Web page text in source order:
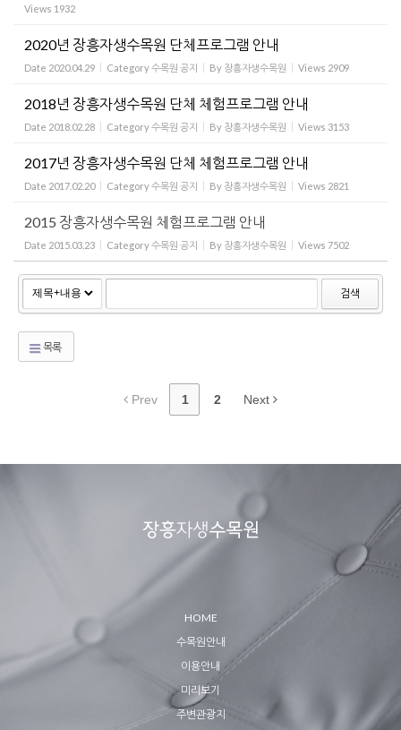
Views 1932
2020년 장흥자생수목원 단체프로그램 안내
Date 2020.04.29 Category수목원 공지 By 장흥자생수목원 Views 2909
2018년 장흥자생수목원 단체 체험프로그램 안내
Date 2018.02.28 Category수목원 공지 By 장흥자생수목원 Views 3153
2017년 장흥자생수목원 단체 체험프로그램 안내
Date 2017.02.20 Category수목원 공지 By 장흥자생수목원 Views 2821
2015 장흥자생수목원 체험프로그램 안내
Date 2015.03.23 Category수목원 공지 By 장흥자생수목원 Views 7502
검색
목록
Prev 1 2 Next
HOME
수목원안내
이용안내
미리보기
주변관광지